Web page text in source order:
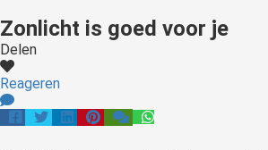
Zonlicht is goed voor je
Delen
Reageren